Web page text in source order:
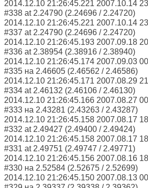
2014.12.10 21:26:45.221 2007.10.14
#338 at 2.24790 (2.24696 / 2.24720)
2014.12.10 21:26:45.221 2007.10.14
#337 at 2.24790 (2.24696 / 2.24720)
2014.12.10 21:26:45.193 2007.09.18
#336 at 2.38954 (2.38916 / 2.38940)
2014.12.10 21:26:45.174 2007.09.03
#335 на 2.46605 (2.46562 / 2.46586)
2014.12.10 21:26:45.171 2007.08.29
#334 at 2.46132 (2.46106 / 2.46130)
2014.12.10 21:26:45.166 2007.08.27
#333 на 2.43281 (2.43263 / 2.43287)
2014.12.10 21:26:45.158 2007.08.17
#332 at 2.49427 (2.49400 / 2.49424)
2014.12.10 21:26:45.158 2007.08.17
#331 at 2.49751 (2.49747 / 2.49771)
2014.12.10 21:26:45.156 2007.08.16
#330 на 2.52584 (2.52675 / 2.52699)
2014.12.10 21:26:45.150 2007.08.13